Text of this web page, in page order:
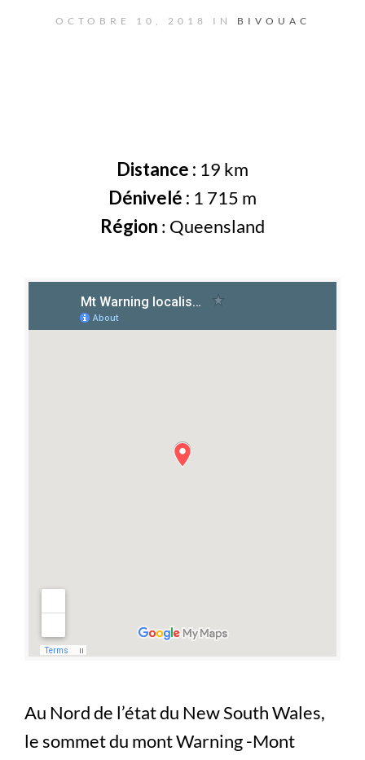
OCTOBRE 10, 2018 IN BIVOUAC
Distance : 19 km
Dénivelé : 1 715 m
Région : Queensland
Au Nord de l’état du New South Wales,
le sommet du mont Warning -Mont